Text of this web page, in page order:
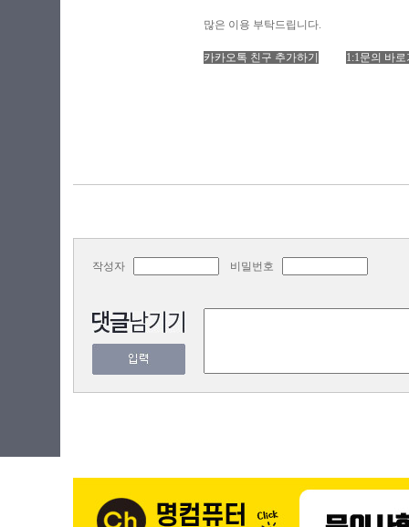
많은 이용 부탁드립니다.
카카오톡 친구 추가하기 1:1문의 바
작성자 비밀번호